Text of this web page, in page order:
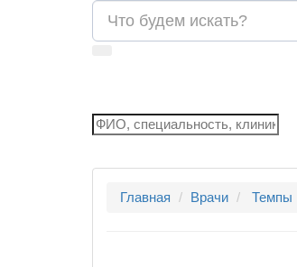
Главная
Врачи Темпы